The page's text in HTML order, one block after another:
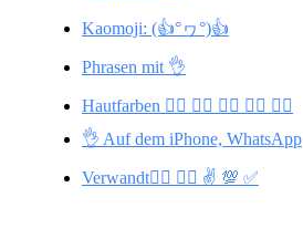
Kaomoji: (👍°ヮ°)👍
Phrasen mit 👌
Hautfarben 👌🏾 👌🏽 👌🏻 👌🏿 👌🏼
👌 Auf dem iPhone, WhatsApp
Verwandt🙆‍♂️ 🙆‍♀️ ✌️ 💯 ✅